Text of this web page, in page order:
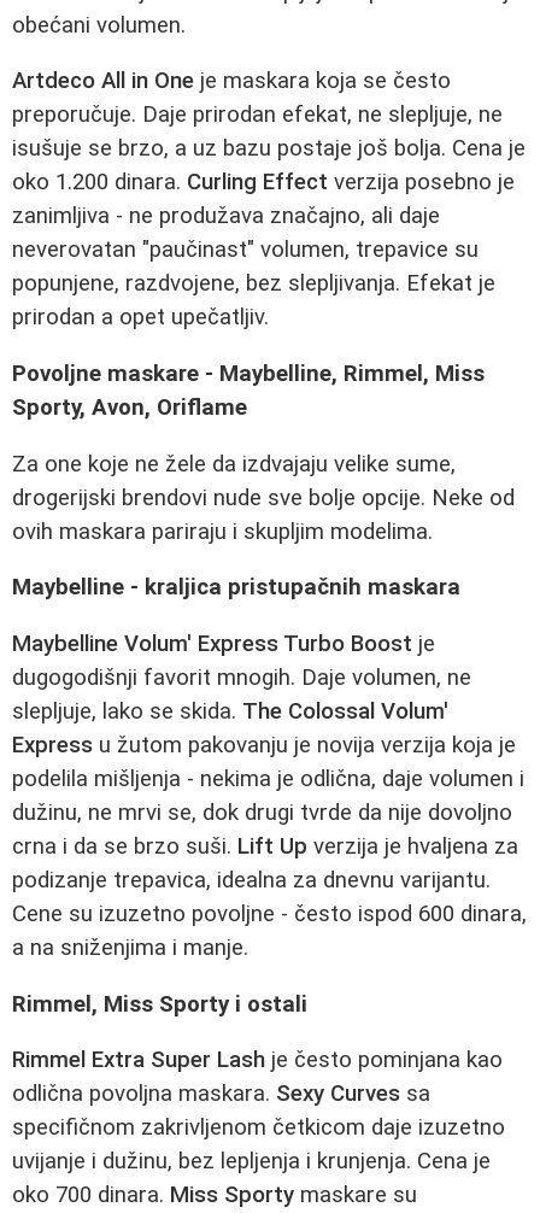
obećani volumen.
Artdeco All in One je maskara koja se često
preporučuje. Daje prirodan efekat, ne slepljuje, ne
isušuje se brzo, a uz bazu postaje još bolja. Cena je
oko 1.200 dinara. Curling Effect verzija posebno je
zanimljiva - ne produžava značajno, ali daje
neverovatan "paučinast" volumen, trepavice su
popunjene, razdvojene, bez slepljivanja. Efekat je
prirodan a opet upečatljiv.
Povoljne maskare - Maybelline, Rimmel, Miss
Sporty, Avon, Oriflame
Za one koje ne žele da izdvajaju velike sume,
drogerijski brendovi nude sve bolje opcije. Neke od
ovih maskara pariraju i skupljim modelima.
Maybelline - kraljica pristupačnih maskara
Maybelline Volum' Express Turbo Boost je
dugogodišnji favorit mnogih. Daje volumen, ne
slepljuje, lako se skida. The Colossal Volum'
Express u žutom pakovanju je novija verzija koja je
podelila mišljenja - nekima je odlična, daje volumen i
dužinu, ne mrvi se, dok drugi tvrde da nije dovoljno
crna i da se brzo suši. Lift Up verzija je hvaljena za
podizanje trepavica, idealna za dnevnu varijantu.
Cene su izuzetno povoljne - često ispod 600 dinara,
a na sniženjima i manje.
Rimmel, Miss Sporty i ostali
Rimmel Extra Super Lash je često pominjana kao
odlična povoljna maskara. Sexy Curves sa
specifičnom zakrivljenom četkicom daje izuzetno
uvijanje i dužinu, bez lepljenja i krunjenja. Cena je
oko 700 dinara. Miss Sporty maskare su